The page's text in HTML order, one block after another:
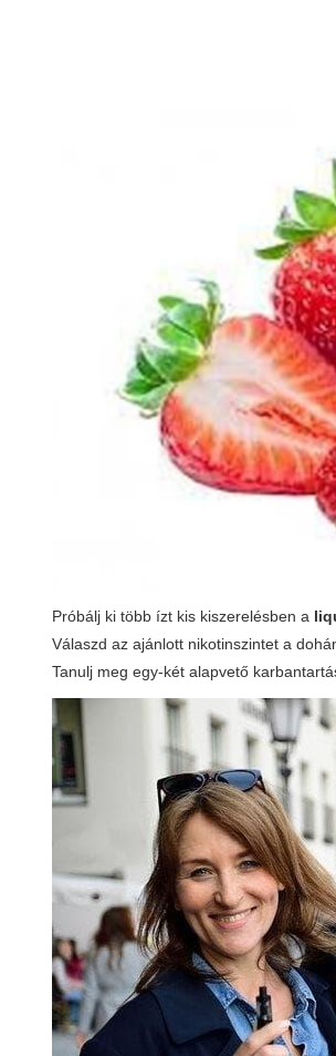
Próbálj ki több ízt kis kiszerelésben a
Válaszd az ajánlott nikotinszintet a
Tanulj meg egy-két alapvető